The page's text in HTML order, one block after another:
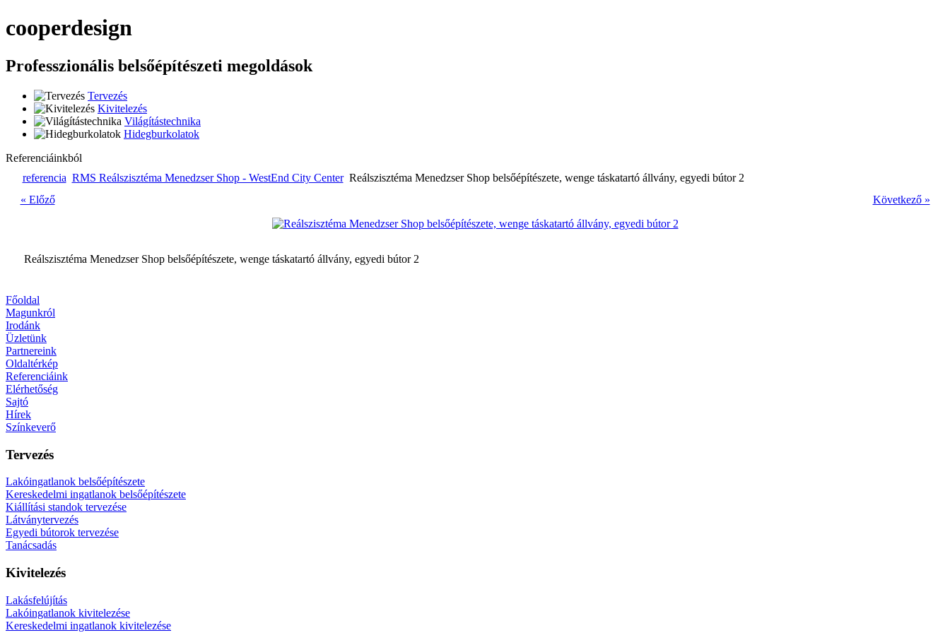
cooperdesign
Professzionális belsőépítészeti megoldások
Tervezés
Kivitelezés
Világítástechnika
Hidegburkolatok
Referenciáinkból
referencia RMS Reálszisztéma Menedzser Shop - WestEnd City Center Reálszisztéma Menedzser Shop belsőépítészete, wenge táskatartó állvány, egyedi bútor 2
« Előző
Következő »
Reálszisztéma Menedzser Shop belsőépítészete, wenge táskatartó állvány, egyedi bútor 2
Főoldal
Magunkról
Irodánk
Üzletünk
Partnereink
Oldaltérkép
Referenciáink
Elérhetőség
Sajtó
Hírek
Színkeverő
Tervezés
Lakóingatlanok belsőépítészete
Kereskedelmi ingatlanok belsőépítészete
Kiállítási standok tervezése
Látványtervezés
Egyedi bútorok tervezése
Tanácsadás
Kivitelezés
Lakásfelújítás
Lakóingatlanok kivitelezése
Kereskedelmi ingatlanok kivitelezése